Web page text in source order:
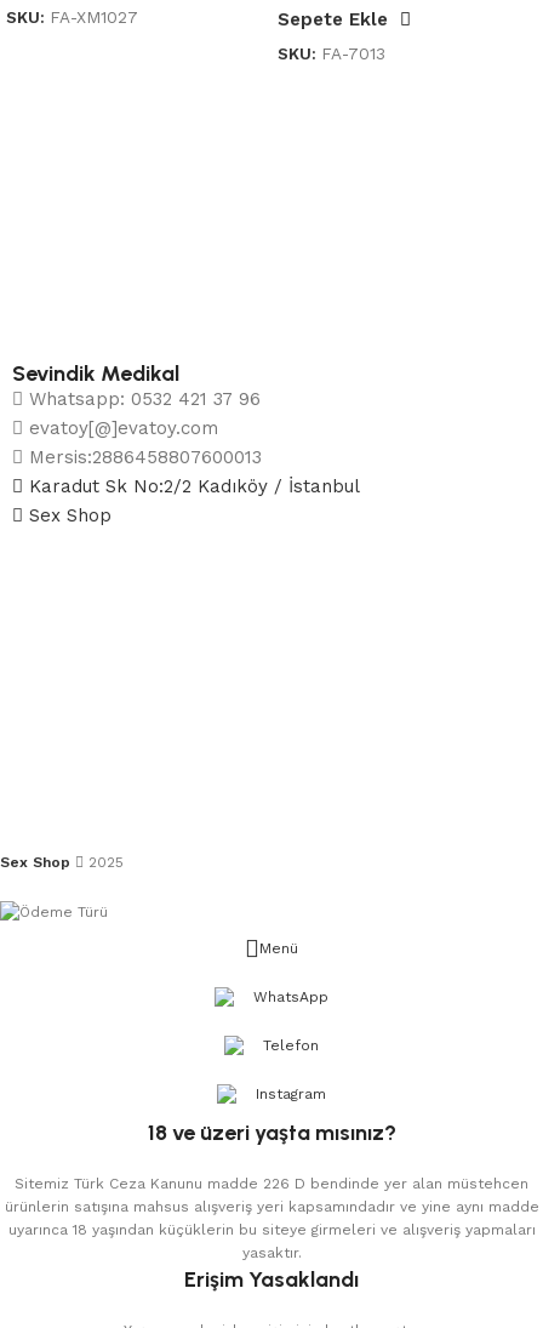
SKU: FA-XM1027 Sepete Ekle
SKU: FA-7013
Sevindik Medikal
Whatsapp: 0532 421 37 96
evatoy[@]evatoy.com
Mersis:2886458807600013
Karadut Sk No:2/2 Kadıköy / İstanbul
Sex Shop
Sex Shop 2025
Menü
WhatsApp
Telefon
Instagram
18 ve üzeri yaşta mısınız?
Sitemiz Türk Ceza Kanunu madde 226 D bendinde yer alan müstehcen
ürünlerin satışına mahsus alışveriş yeri kapsamındadır ve yine aynı madde
uyarınca 18 yaşından küçüklerin bu siteye girmeleri ve alışveriş yapmaları
yasaktır.
Erişim Yasaklandı